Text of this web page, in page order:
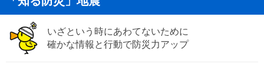
いざという時にあわてないために
確かな情報と行動で防災力アップ